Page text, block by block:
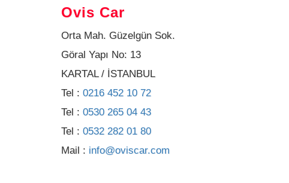
Ovis Car
Orta Mah. Güzelgün Sok.
Göral Yapı No: 13
KARTAL / İSTANBUL
Tel : 0216 452 10 72
Tel : 0530 265 04 43
Tel : 0532 282 01 80
Mail : info@oviscar.com